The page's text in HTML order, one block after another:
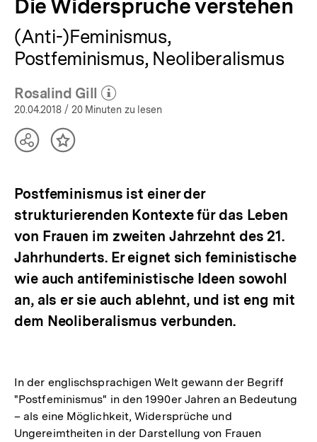
Die Widersprüche verstehen
(Anti-)Feminismus,
Postfeminismus, Neoliberalismus
Rosalind Gill
(Mehr zum Autor)
öffnen
20.04.2018 / 20 Minuten zu lesen
TeilenInhalt
Postfeminismus ist einer der
strukturierenden Kontexte für das Leben
von Frauen im zweiten Jahrzehnt des 21.
Jahrhunderts. Er eignet sich feministische
wie auch antifeministische Ideen sowohl
an, als er sie auch ablehnt, und ist eng mit
dem Neoliberalismus verbunden.
In der englischsprachigen Welt gewann der Begriff
"Postfeminismus" in den 1990er Jahren an Bedeutung
– als eine Möglichkeit, Widersprüche und
Ungereimtheiten in der Darstellung von Frauen